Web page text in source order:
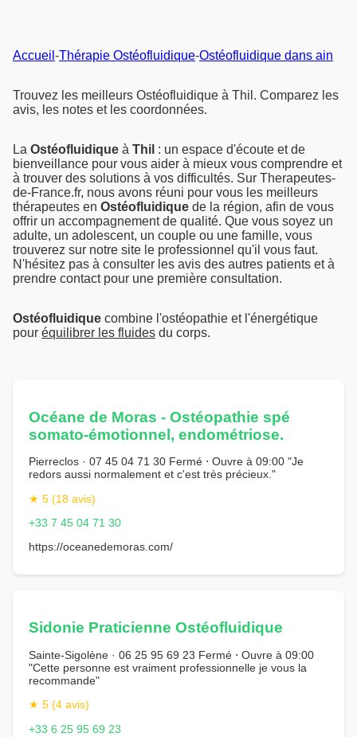
Accueil -Thérapie Ostéofluidique-Ostéofluidique dans ain
Trouvez les meilleurs Ostéofluidique à Thil. Comparez les
avis, les notes et les coordonnées.
La Ostéofluidique à Thil : un espace d'écoute et de
bienveillance pour vous aider à mieux vous comprendre et
à trouver des solutions à vos difficultés. Sur Therapeutes-
de-France.fr, nous avons réuni pour vous les meilleurs
thérapeutes en Ostéofluidique de la région, afin de vous
offrir un accompagnement de qualité. Que vous soyez un
adulte, un adolescent, un couple ou une famille, vous
trouverez sur notre site le professionnel qu'il vous faut.
N'hésitez pas à consulter les avis des autres patients et à
prendre contact pour une première consultation.
Ostéofluidique combine l'ostéopathie et l'énergétique
pour équilibrer les fluides du corps.
Océane de Moras - Ostéopathie spé
somato-émotionnel, endométriose.
Pierreclos · 07 45 04 71 30 Fermé ⋅ Ouvre à 09:00 "Je
redors aussi normalement et c'est très précieux."
★ 5 (18 avis)
+33 7 45 04 71 30
https://oceanedemoras.com/
Sidonie Praticienne Ostéofluidique
Sainte-Sigolène · 06 25 95 69 23 Fermé ⋅ Ouvre à 09:00
"Cette personne est vraiment professionnelle je vous la
recommande"
★ 5 (4 avis)
+33 6 25 95 69 23